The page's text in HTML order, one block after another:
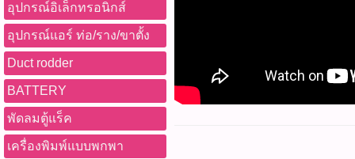
อุปกรณ์อิเล็กทรอนิกส์
อุปกรณ์แอร์ ท่อ/ราง/ขาตั้ง
Duct rodder
BATTERY
พัดลมตู้แร็ค
เครื่องพิมพ์แบบพกพา